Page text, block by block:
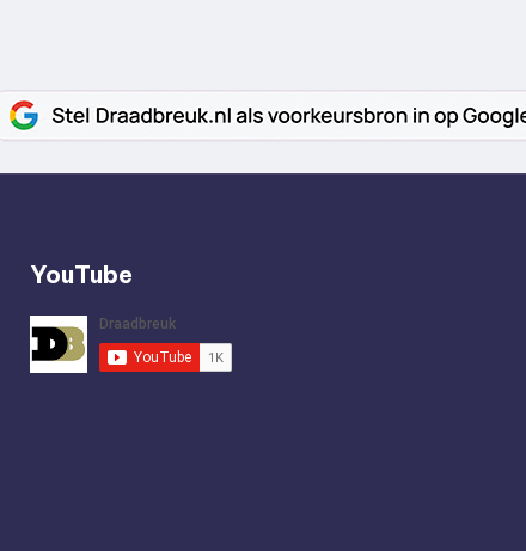
YouTube